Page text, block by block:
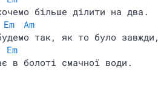
більше ділити на два.
Em
Am
так, як то було завжди,
Em
в болоті смачної води.